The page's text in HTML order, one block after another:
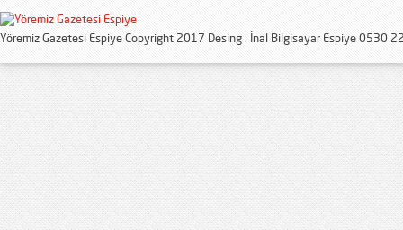
Yöremiz Gazetesi Espiye Copyright 2017 Desing : İnal Bilgisayar Espiye 0530